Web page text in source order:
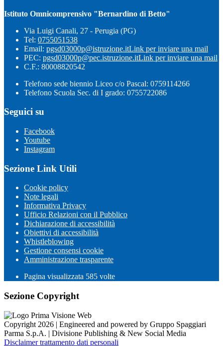
Istituto Omnicomprensivo "Bernardino di Betto"
Via Luigi Canali, 27 - Perugia (PG)
Tel: 0755051538
Email: pgsd03000p@istruzione.itLink per inviare una mail
PEC: pgsd03000p@pec.istruzione.itLink per inviare una mail
C.F.: 80008820542
Telefono sede biennio Liceo c/o Pascal: 0759114266
Telefono Scuola Sec. di I grado: 0755722086
Seguici su
Facebook
Youtube
Instagram
Sezione Link Utili
Cookie policy
Note legali
Informativa Privacy
Ufficio Relazioni con il Pubblico
Dichiarazione di accessibilità
Obiettivi di accessibilità
Whistleblowing
Gestione consensi cookie
Amministrazione trasparente
Pagina visualizzata 585 volte
Sezione Copyright
Copyright 2026 | Engineered and powered by Gruppo Spaggiari
Parma S.p.A. | Divisione Publishing & New Social Media
Disclaimer trattamento dati personali